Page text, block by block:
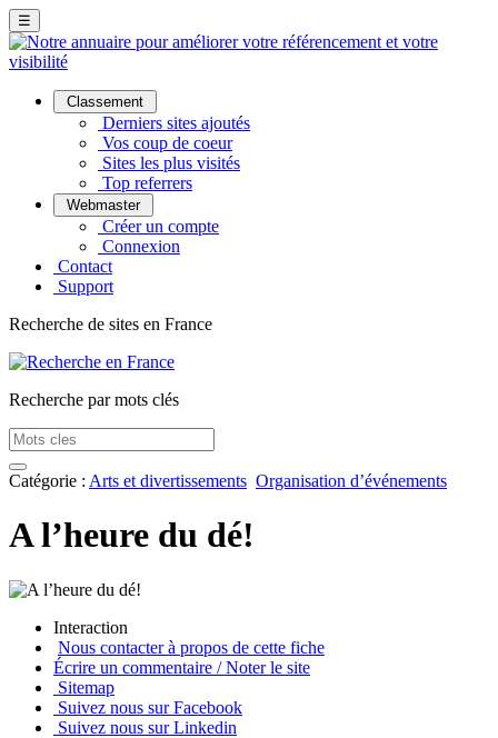
☰
Classement
Derniers sites ajoutés
Vos coup de coeur
Sites les plus visités
Top referrers
Webmaster
Créer un compte
Connexion
Contact
Support
Recherche de sites en France
Recherche par mots clés
Catégorie : Arts et divertissements Organisation d’événements
A l’heure du dé!
Interaction
Nous contacter à propos de cette fiche
Écrire un commentaire / Noter le site
Sitemap
Suivez nous sur Facebook
Suivez nous sur Linkedin